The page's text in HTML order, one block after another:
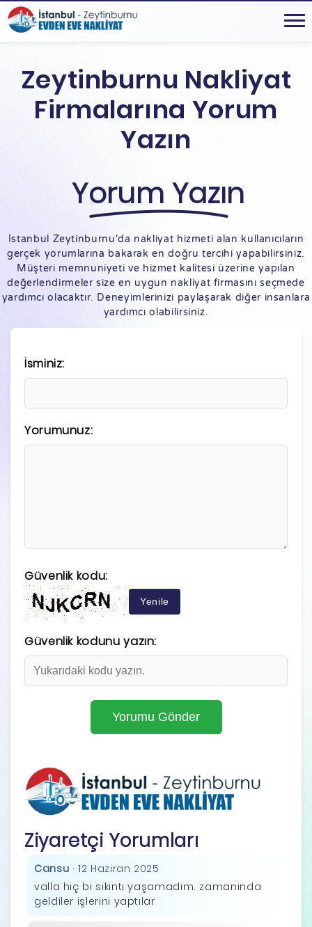
Zeytinburnu Nakliyat
Firmalarına Yorum
Yazın
Yorum Yazın
İstanbul Zeytinburnu'da nakliyat hizmeti alan kullanıcıların
gerçek yorumlarına bakarak en doğru tercihi yapabilirsiniz.
Müşteri memnuniyeti ve hizmet kalitesi üzerine yapılan
değerlendirmeler size en uygun nakliyat firmasını seçmede
yardımcı olacaktır. Deneyimlerinizi paylaşarak diğer insanlara
yardımcı olabilirsiniz.
Ziyaretçi Yorumları
Cansu · 12 Haziran 2025
valla hiç bi sıkıntı yaşamadım. zamanında
geldiler işlerini yaptılar
İsminiz:
Yorumunuz:
Güvenlik kodu:
Yenile
Güvenlik kodunu yazın: